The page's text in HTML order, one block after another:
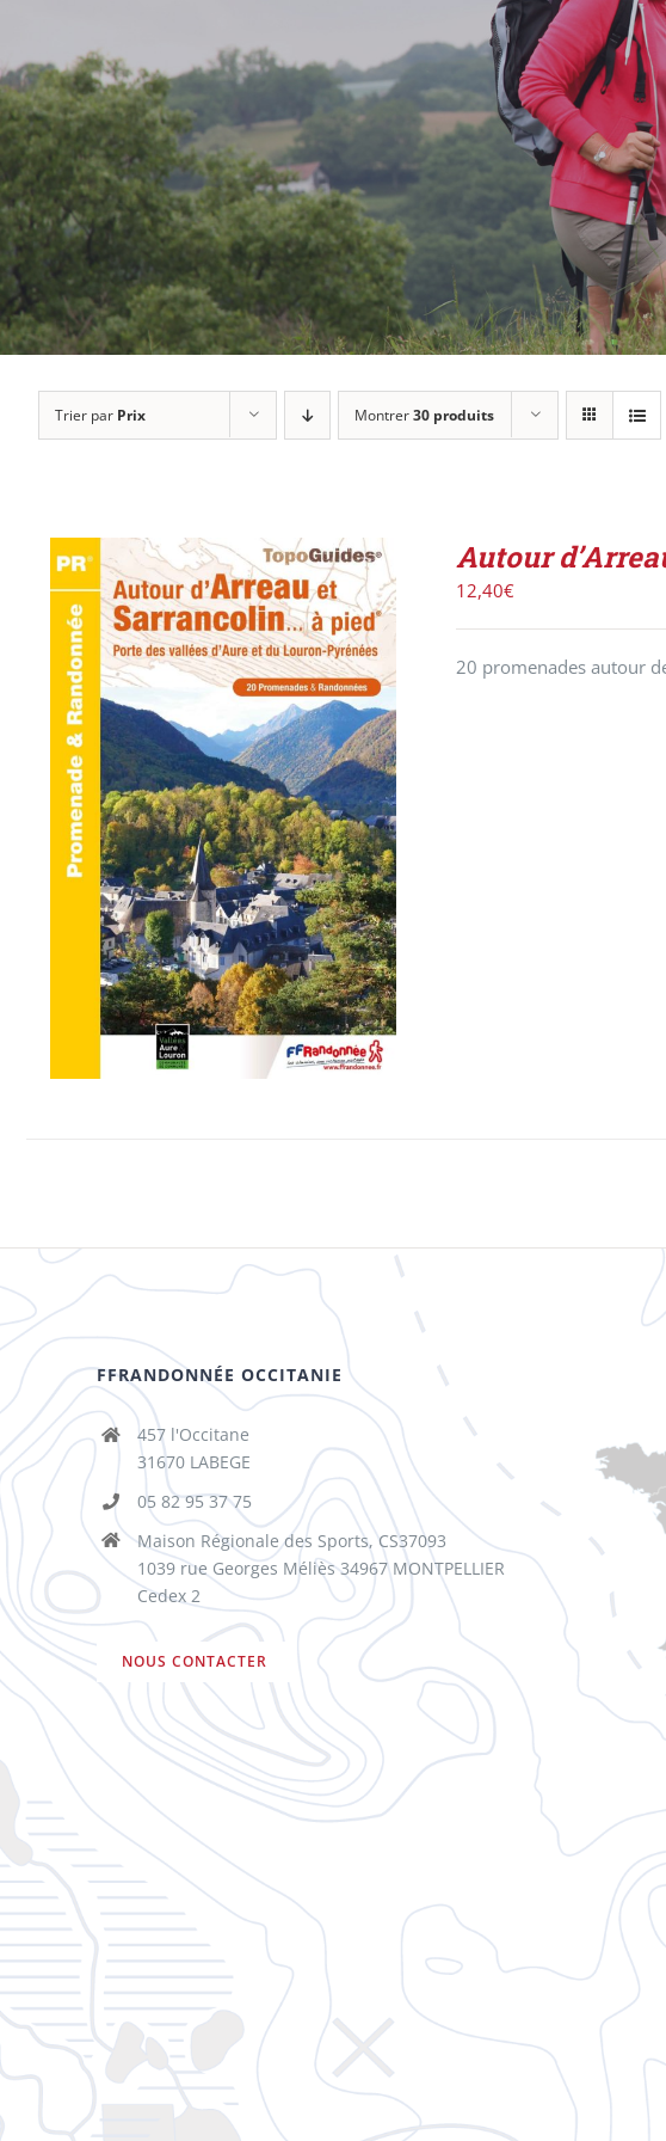
Trier par Prix Montrer30 produits
ACHETER LE PRODUIT / DÉTAILS
Autour
12,40€
20 promenades autour
FFRANDONNÉE OCCITANIE
457 l'Occitane
31670 LABEGE
05 82 95 37 75
Maison Régionale des Sports, CS37093
1039 rue Georges Méliès 34967 MONTPELLIER
Cedex 2
NOUS CONTACTER